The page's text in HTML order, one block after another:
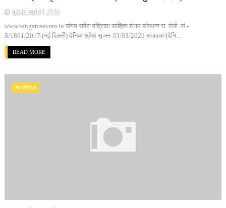
बुधवार, मार्च 04, 2020
www.sangamsavera.in संगम सवेरा पत्रिका साहित्य संगम संस्थान रा. पंजी. सं.-
S/1801/2017 (नई दिल्ली) दैनिक श्रेष्ठ सृजन-03/03/2020 संपादक (दैनि...
READ MORE
वेब पत्रिका